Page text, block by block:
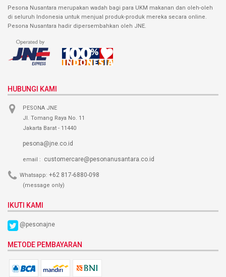
Pesona Nusantara merupakan wadah bagi para UKM makanan dan oleh-oleh
di seluruh Indonesia untuk menjual produk-produk mereka secara online.
Pesona Nusantara hadir dipersembahkan oleh JNE.
HUBUNGI KAMI
PESONA JNE
Jl. Tomang Raya No. 11
Jakarta Barat - 11440
pesona@jne.co.id
email : customercare@pesonanusantara.co.id
Whatsapp: +62 817-6880-098
(message only)
IKUTI KAMI
@pesonajne
METODE PEMBAYARAN